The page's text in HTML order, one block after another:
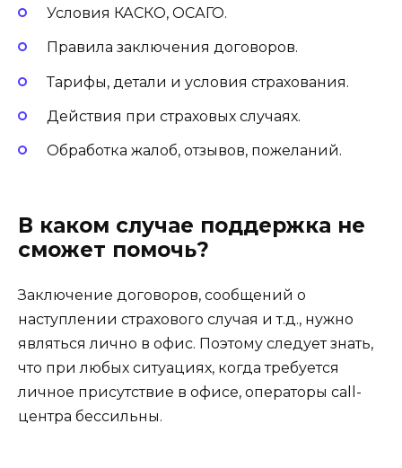
Условия КАСКО, ОСАГО.
Правила заключения договоров.
Тарифы, детали и условия страхования.
Действия при страховых случаях.
Обработка жалоб, отзывов, пожеланий.
В каком случае поддержка не
сможет помочь?
Заключение договоров, сообщений о
наступлении страхового случая и т.д., нужно
являться лично в офис. Поэтому следует знать,
что при любых ситуациях, когда требуется
личное присутствие в офисе, операторы call-
центра бессильны.